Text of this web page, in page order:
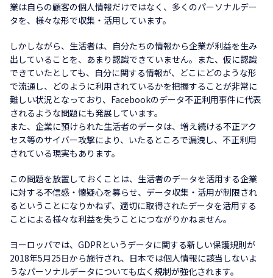
業は自らの顧客の個人情報だけではなく、多くのパーソナルデー
タを、様々な形で収集・活用しています。
しかしながら、生活者は、自分たちの情報から企業が利益を生み
出していることを、あまり認識できていません。また、仮に認識
できていたとしても、自分に関する情報が、どこにどのような形
で流通し、どのように利用されているかを把握することが非常に
難しい状況となっており、Facebookのデータ不正利用事件に代表
されるような問題にも発展しています。
また、企業に預けられた生活者のデータは、増え続ける不正アク
セス等のサイバー攻撃により、いたるところで漏洩し、不正利用
されている現実もあります。
この問題を放置しておくことは、生活者のデータを活用する企業
に対する不信感・懐疑心を募らせ、データ収集・活用が制限され
るということになりかねず、適切に取得されたデータを活用する
ことによる様々な利益を失うことにつながりかねません。
ヨーロッパでは、GDPRというデータに関する新しい保護規則が
2018年5月25日から施行され、日本では個人情報に該当しないよ
うなパーソナルデータについても広く規制が強化されます。